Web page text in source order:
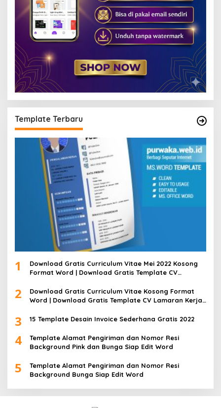
Template Terbaru
1
Download Gratis Curriculum Vitae Mei 2022 Kosong
Format Word | Download Gratis Template CV
2
Download Gratis Curriculum Vitae Kosong Format
Word | Download Gratis Template CV Lamaran Kerja
3 15 Template Desain Invoice Sederhana Gratis 2022
4
Template Alamat Pengiriman dan Nomor Resi
Background Pink dan Bunga Siap Edit Word
5
Template Alamat Pengiriman dan Nomor Resi
Background Bunga Siap Edit Word